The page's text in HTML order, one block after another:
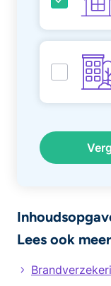
Lees ook